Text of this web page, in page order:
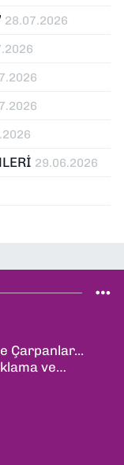
28.07.2026
29.06.2026
Çarpanlar...
ve